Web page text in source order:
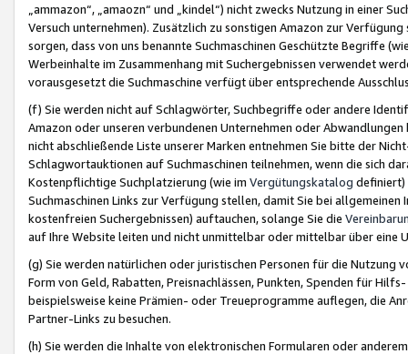
„ammazon“, „amaozn“ und „kindel“) nicht zwecks Nutzung in einer
Versuch unternehmen). Zusätzlich zu sonstigen Amazon zur
sorgen, dass von uns benannte Suchmaschinen Geschützte Begriffe
Werbeinhalte im Zusammenhang mit Suchergebnissen verwendet
vorausgesetzt die Suchmaschine verfügt über entsprechende
(f) Sie werden nicht auf Schlagwörter, Suchbegriffe oder andere
Amazon oder unseren verbundenen Unternehmen oder
nicht abschließende Liste unserer Marken entnehmen Sie bitte der
Schlagwortauktionen auf Suchmaschinen teilnehmen, wenn die sich
Kostenpflichtige Suchplatzierung (wie im Vergütungskatalog definiert)
Suchmaschinen Links zur Verfügung stellen, damit Sie bei
kostenfreien Suchergebnissen) auftauchen, solange Sie die
auf Ihre Website leiten und nicht unmittelbar oder mittelbar über eine
(g) Sie werden natürlichen oder juristischen Personen für die Nutzung
Form von Geld, Rabatten, Preisnachlässen, Punkten, Spenden für
beispielsweise keine Prämien- oder Treueprogramme auflegen, die
Partner-Links zu besuchen.
(h) Sie werden die Inhalte von elektronischen Formularen oder